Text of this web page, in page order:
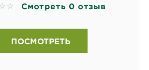
Смотреть 0 отзыв
ПОСМОТРЕТЬ